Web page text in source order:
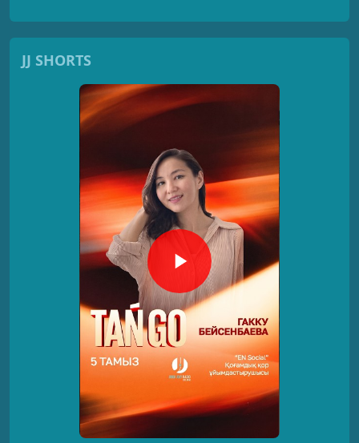
JJ SHORTS